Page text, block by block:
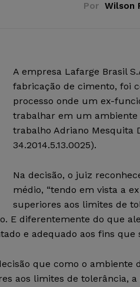
Por Wilson
A empresa Lafarge Brasil
fabricação de cimento, foi
processo onde um ex-
trabalhar em um ambiente
trabalho Adriano Mesquita
34.2014.5.13.0025).
Na decisão, o juiz
médio, “tendo em vista a
superiores aos limites de
E diferentemente do que
e adequado aos fins que
que como o
aos limites de tolerância,